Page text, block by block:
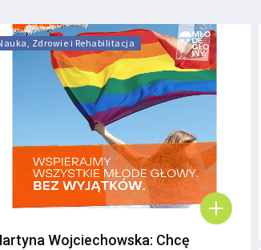
Zdrowie i Rehabilitacja
Wojciechowska: Chcę